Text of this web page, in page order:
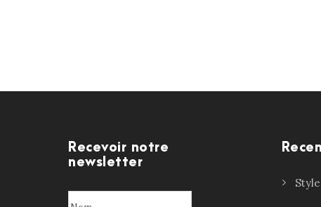
Recevoir notre
newsletter